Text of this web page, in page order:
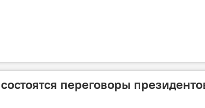
переговоры